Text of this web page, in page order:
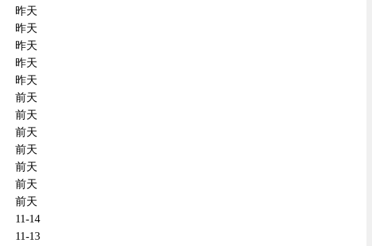
昨天
昨天
昨天
昨天
昨天
前天
前天
前天
前天
前天
前天
前天
11-14
11-13